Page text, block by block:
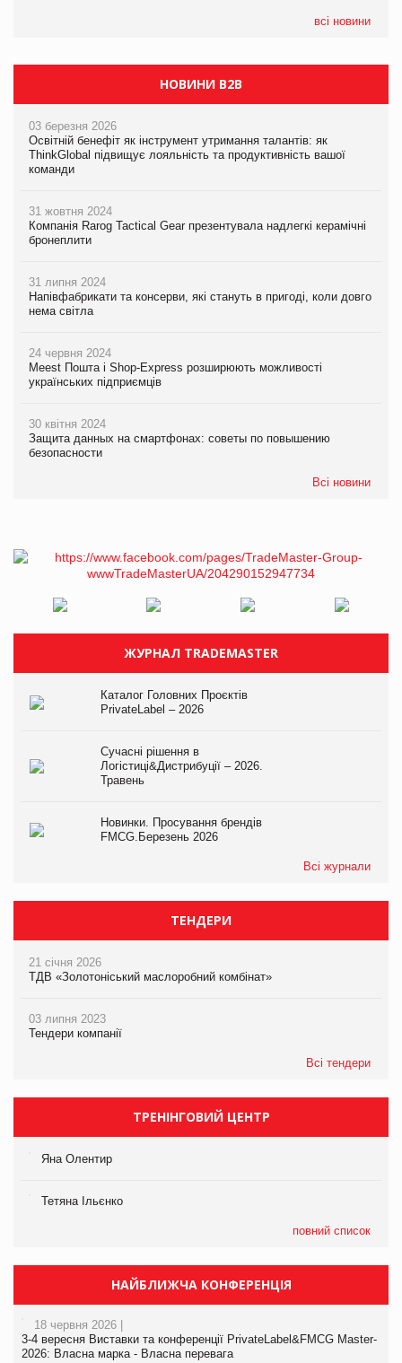
всі новини
НОВИНИ B2B
03 березня 2026
Освітній бенефіт як інструмент утримання талантів: як
ThinkGlobal підвищує лояльність та продуктивність вашої
команди
31 жовтня 2024
Компанія Rarog Tactical Gear презентувала надлегкі керамічні
бронеплити
31 липня 2024
Напівфабрикати та консерви, які стануть в пригоді, коли довго
нема світла
24 червня 2024
Meest Пошта і Shop-Express розширюють можливості
українських підприємців
30 квітня 2024
Защита данных на смартфонах: советы по повышению
безопасности
Всі новини
ЖУРНАЛ TRADEMASTER
Каталог Головних Проєктів
PrivateLabel – 2026
Сучасні рішення в
Логістиці&Дистрибуції – 2026.
Травень
Новинки. Просування брендів
FMCG.Березень 2026
Всі журнали
ТЕНДЕРИ
21 січня 2026
ТДВ «Золотоніський маслоробний комбінат»
03 липня 2023
Тендери компанії
Всі тендери
ТРЕНІНГОВИЙ ЦЕНТР
Яна Олентир
Тетяна Ільєнко
повний список
НАЙБЛИЖЧА КОНФЕРЕНЦІЯ
18 червня 2026 |
3-4 вересня Виставки та конференції PrivateLabel&FMCG Master-
2026: Власна марка - Власна перевага